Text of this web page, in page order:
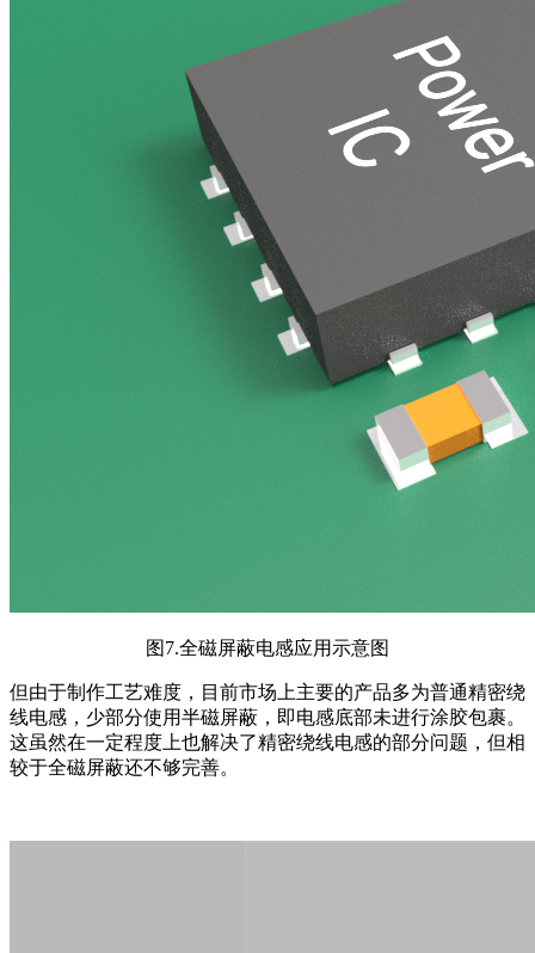
图7.全磁屏蔽电感应用示意图
但由于制作工艺难度，目前市场上主要的产品多为普通精密绕
线电感，少部分使用半磁屏蔽，即电感底部未进行涂胶包裹。
这虽然在一定程度上也解决了精密绕线电感的部分问题，但相
较于全磁屏蔽还不够完善。